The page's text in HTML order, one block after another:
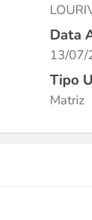
Data
13/07/
Tipo
Matriz